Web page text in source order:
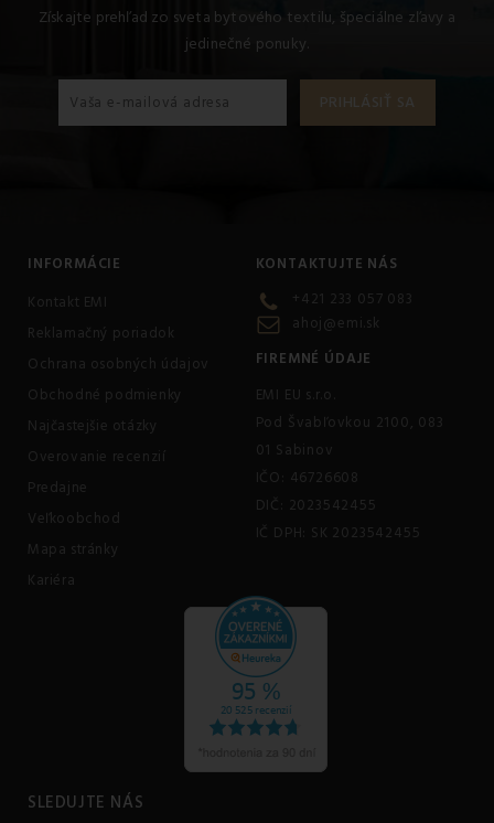
Získajte prehľad zo sveta bytového textilu, špeciálne zľavy a
jedinečné ponuky.
INFORMÁCIE
Kontakt EMI
Reklamačný poriadok
Ochrana osobných údajov
Obchodné podmienky
Najčastejšie otázky
Overovanie recenzií
Predajne
Veľkoobchod
Mapa stránky
Kariéra
KONTAKTUJTE NÁS
+421 233 057 083
ahoj@emi.sk
FIREMNÉ ÚDAJE
EMI EU s.r.o.
Pod Švabľovkou 2100, 083
01 Sabinov
IČO: 46726608
DIČ: 2023542455
IČ DPH: SK 2023542455
SLEDUJTE NÁS